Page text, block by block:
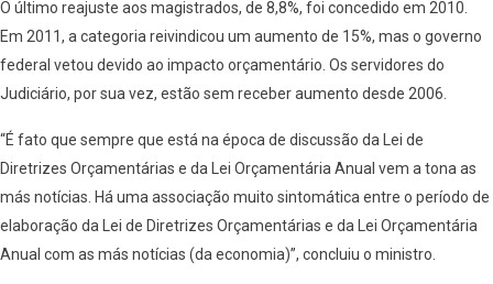
O último reajuste aos magistrados, de 8,8%, foi concedido em 2010.
Em 2011, a categoria reivindicou um aumento de 15%, mas o governo
federal vetou devido ao impacto orçamentário. Os servidores do
Judiciário, por sua vez, estão sem receber aumento desde 2006.
“É fato que sempre que está na época de discussão da Lei de
Diretrizes Orçamentárias e da Lei Orçamentária Anual vem a tona as
más notícias. Há uma associação muito sintomática entre o período de
elaboração da Lei de Diretrizes Orçamentárias e da Lei Orçamentária
Anual com as más notícias (da economia)”, concluiu o ministro.